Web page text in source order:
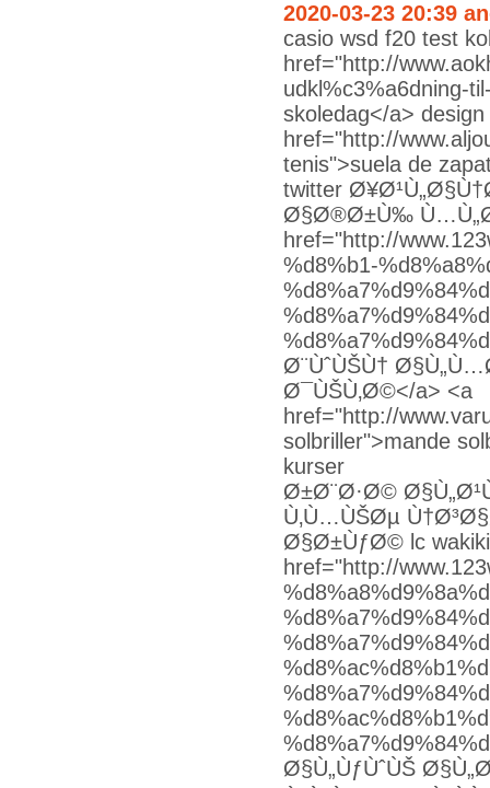
2020-03-23 20:39
casio wsd f20 test
href="http://
udkl%c3%a6dning-
skoledag</a>
href="http://
tenis">suela de
twitter
Ø§Ø®Ø±Ù‰
href="http://
%d8%b1-
Ø¨ÙˆÙŠÙ†
Ø¯ÙŠÙ‚Ø©</a> <a
href="http://
solbriller">mande
kurser
Ø±Ø¨Ø·Ø©
Ù‚Ù…ÙŠØµ
Ø§Ø±ÙƒØ© lc
href="http://
Ø§Ù„ÙƒÙˆÙŠ